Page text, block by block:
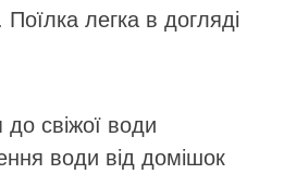
Поїлка легка в догляді
до свіжої води
води від домішок